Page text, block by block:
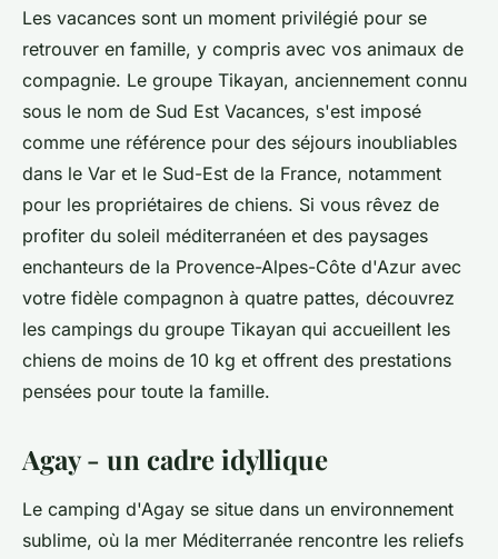
Quels sont les campings du
Groupe Tikayan les plus
adaptés aux animaux de
compagnie ?
colette• 16 avril 2024•2 min de lecture
Les vacances sont un moment privilégié pour se
retrouver en famille, y compris avec vos animaux de
compagnie. Le groupe Tikayan, anciennement connu
sous le nom de Sud Est Vacances, s'est imposé
comme une référence pour des séjours inoubliables
dans le Var et le Sud-Est de la France, notamment
pour les propriétaires de chiens. Si vous rêvez de
profiter du soleil méditerranéen et des paysages
enchanteurs de la Provence-Alpes-Côte d'Azur avec
votre fidèle compagnon à quatre pattes, découvrez
les campings du groupe Tikayan qui accueillent les
chiens de moins de 10 kg et offrent des prestations
pensées pour toute la famille.
Agay - un cadre idyllique
Le camping d'Agay se situe dans un environnement
sublime, où la mer Méditerranée rencontre les reliefs